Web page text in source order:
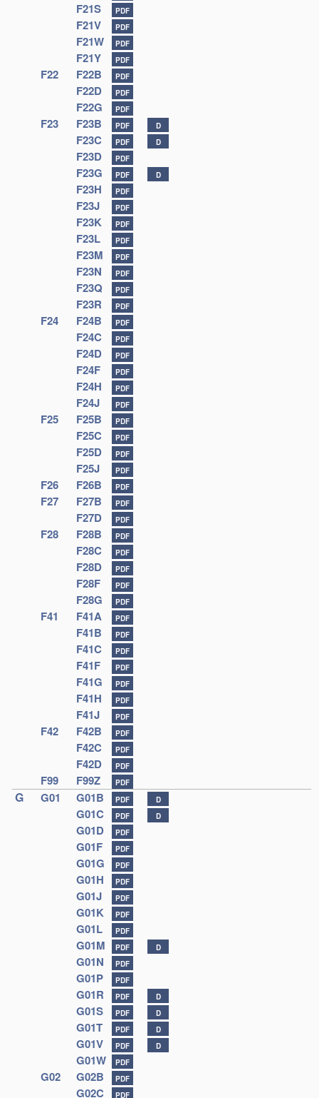
F21S PDF
F21V PDF
F21W PDF
F21Y PDF
F22 F22B PDF
F22D PDF
F22G PDF
F23 F23B PDF D
F23C PDF D
F23D PDF
F23G PDF D
F23H PDF
F23J PDF
F23K PDF
F23L PDF
F23M PDF
F23N PDF
F23Q PDF
F23R PDF
F24 F24B PDF
F24C PDF
F24D PDF
F24F PDF
F24H PDF
F24J PDF
F25 F25B PDF
F25C PDF
F25D PDF
F25J PDF
F26 F26B PDF
F27 F27B PDF
F27D PDF
F28 F28B PDF
F28C PDF
F28D PDF
F28F PDF
F28G PDF
F41 F41A PDF
F41B PDF
F41C PDF
F41F PDF
F41G PDF
F41H PDF
F41J PDF
F42 F42B PDF
F42C PDF
F42D PDF
F99 F99Z PDF
G G01 G01B PDF D
G01C PDF D
G01D PDF
G01F PDF
G01G PDF
G01H PDF
G01J PDF
G01K PDF
G01L PDF
G01M PDF D
G01N PDF
G01P PDF
G01R PDF D
G01S PDF D
G01T PDF D
G01V PDF D
G01W PDF
G02 G02B PDF
G02C PDF